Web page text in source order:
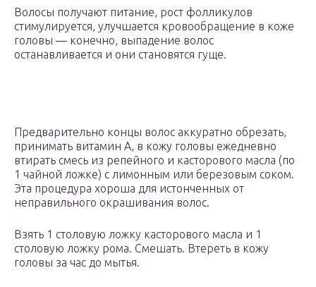
Волосы получают питание, рост фолликулов
стимулируется, улучшается кровообращение в коже
головы — конечно, выпадение волос
останавливается и они становятся гуще.
Предварительно концы волос аккуратно обрезать,
принимать витамин А, в кожу головы ежедневно
втирать смесь из репейного и касторового масла (по
1 чайной ложке) с лимонным или березовым соком.
Эта процедура хороша для истонченных от
неправильного окрашивания волос.
Взять 1 столовую ложку касторового масла и 1
столовую ложку рома. Смешать. Втереть в кожу
головы за час до мытья.